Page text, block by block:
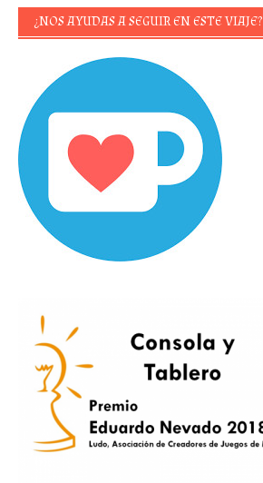
¿NOS AYUDAS A SEGUIR EN ESTE VIAJE?